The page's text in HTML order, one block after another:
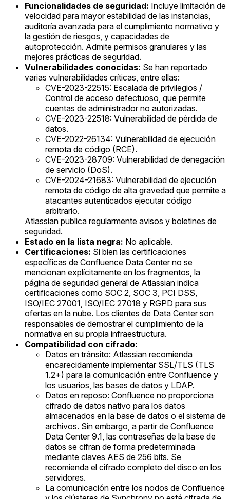
Funcionalidades de seguridad: Incluye limitación de
velocidad para mayor estabilidad de las instancias,
auditoría avanzada para el cumplimiento normativo y
la gestión de riesgos, y capacidades de
autoprotección. Admite permisos granulares y las
mejores prácticas de seguridad.
Vulnerabilidades conocidas: Se han reportado
varias vulnerabilidades críticas, entre ellas:
CVE-2023-22515: Escalada de privilegios /
Control de acceso defectuoso, que permite
cuentas de administrador no autorizadas.
CVE-2023-22518: Vulnerabilidad de pérdida de
datos.
CVE-2022-26134: Vulnerabilidad de ejecución
remota de código (RCE).
CVE-2023-28709: Vulnerabilidad de denegación
de servicio (DoS).
CVE-2024-21683: Vulnerabilidad de ejecución
remota de código de alta gravedad que permite a
atacantes autenticados ejecutar código
arbitrario.
Atlassian publica regularmente avisos y boletines de
seguridad.
Estado en la lista negra: No aplicable.
Certificaciones: Si bien las certificaciones
específicas de Confluence Data Center no se
mencionan explícitamente en los fragmentos, la
página de seguridad general de Atlassian indica
certificaciones como SOC 2, SOC 3, PCI DSS,
ISO/IEC 27001, ISO/IEC 27018 y RGPD para sus
ofertas en la nube. Los clientes de Data Center son
responsables de demostrar el cumplimiento de la
normativa en su propia infraestructura.
Compatibilidad con cifrado:
Datos en tránsito: Atlassian recomienda
encarecidamente implementar SSL/TLS (TLS
1.2+) para la comunicación entre Confluence y
los usuarios, las bases de datos y LDAP.
Datos en reposo: Confluence no proporciona
cifrado de datos nativo para los datos
almacenados en la base de datos o el sistema de
archivos. Sin embargo, a partir de Confluence
Data Center 9.1, las contraseñas de la base de
datos se cifran de forma predeterminada
mediante claves AES de 256 bits. Se
recomienda el cifrado completo del disco en los
servidores.
La comunicación entre los nodos de Confluence